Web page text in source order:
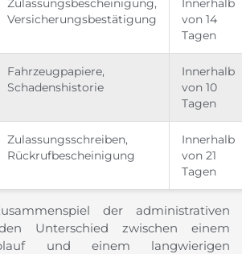
Zulassungsbescheinigung,
Versicherungsbestätigung
Innerhalb
von 14
Tagen
Fahrzeugpapiere,
Schadenshistorie
Innerhalb
von 10
Tagen
Zulassungsschreiben,
Rückrufbescheinigung
Innerhalb
von 21
Tagen
der administrativen
Unterschied zwischen einem
und einem langwierigen